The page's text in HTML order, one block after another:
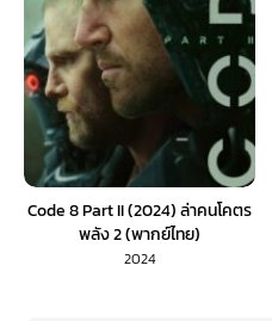
Code 8 Part II (2024) ล่าคนโคตร
พลัง 2 (พากย์ไทย)
2024